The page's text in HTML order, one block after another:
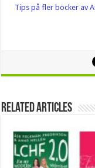
Tips på fler böcker av
Related Articles